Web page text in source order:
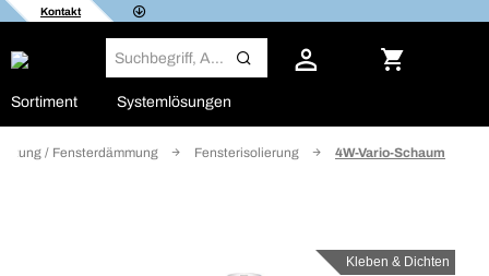
Kontakt
Sortiment Systemlösungen
/ Fensterdämmung Fensterisolierung 4W-Vario-Schaum
Kleben & Dichten